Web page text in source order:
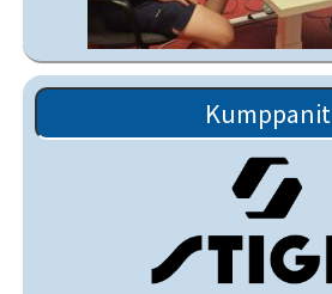
Kumppanit